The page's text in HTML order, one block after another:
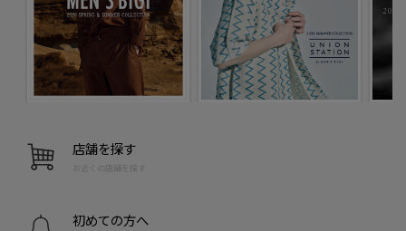
店舗を探す
お近くの店舗を探す
初めての方へ